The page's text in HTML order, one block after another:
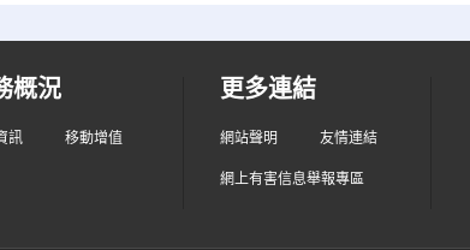
概況
訊 移動增值
更多連結
網站聲明 友情連結
網上有害信息舉報專區